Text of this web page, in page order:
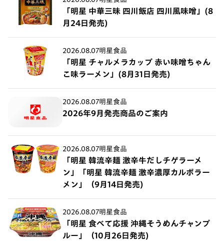
「明星 中華三昧 四川飯店 四川風味噌」(8
月24日発売)
2026.08.07明星食品
「明星 チャルメラカップ 赤い味噌ちゃん
こ味ラーメン」(8月31日発売)
2026.08.07明星食品
2026年9月発売商品のご案内
2026.08.07明星食品
「明星 韓流辛麺 激辛牛だしチゲラーメ
ン」「明星 韓流辛麺 激辛濃厚カルボラー
メン」（9月14日発売)
2026.08.07明星食品
「明星 食べて応援 沖縄そうめんチャンプ
ルー」（10月26日発売)